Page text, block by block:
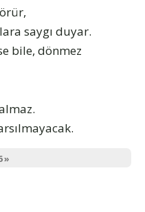
saygı duyar.
bile, dönmez
»